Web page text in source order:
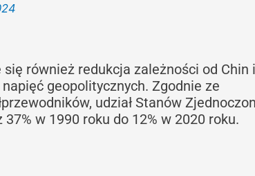
również redukcja zależności od Chin i
geopolitycznych. Zgodnie ze
udział Stanów
w 1990 roku do 12% w 2020 roku.